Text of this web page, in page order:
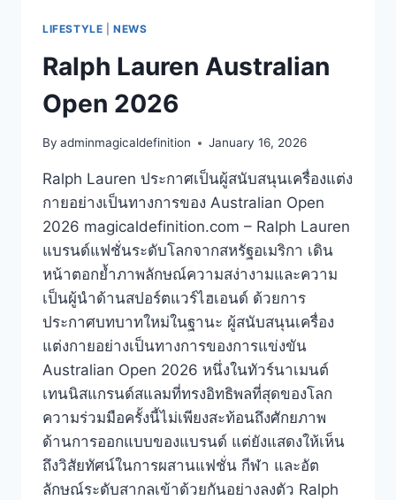
LIFESTYLE |NEWS
Ralph Lauren Australian
Open 2026
By adminmagicaldefinition January 16, 2026
Ralph Lauren ประกาศเป็นผู้สนับสนุนเครื่องแต่ง
กายอย่างเป็นทางการของ Australian Open
2026 magicaldefinition.com – Ralph Lauren
แบรนด์แฟชั่นระดับโลกจากสหรัฐอเมริกา เดิน
หน้าตอกย้ำภาพลักษณ์ความสง่างามและความ
เป็นผู้นำด้านสปอร์ตแวร์ไฮเอนด์ ด้วยการ
ประกาศบทบาทใหม่ในฐานะ ผู้สนับสนุนเครื่อง
แต่งกายอย่างเป็นทางการของการแข่งขัน
Australian Open 2026 หนึ่งในทัวร์นาเมนต์
เทนนิสแกรนด์สแลมที่ทรงอิทธิพลที่สุดของโลก
ความร่วมมือครั้งนี้ไม่เพียงสะท้อนถึงศักยภาพ
ด้านการออกแบบของแบรนด์ แต่ยังแสดงให้เห็น
ถึงวิสัยทัศน์ในการผสานแฟชั่น กีฬา และอัต
ลักษณ์ระดับสากลเข้าด้วยกันอย่างลงตัว Ralph